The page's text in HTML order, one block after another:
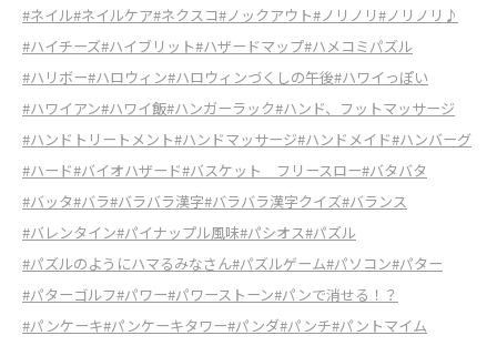
#ネイル#ネイルケア#ネクスコ#ノックアウト#ノリノリ#ノリノリ♪
#ハイチーズ#ハイブリット#ハザードマップ#ハメコミパズル
#ハリボー#ハロウィン#ハロウィンづくしの午後#ハワイっぽい
#ハワイアン#ハワイ飯#ハンガーラック#ハンド、フットマッサージ
#ハンドトリートメント#ハンドマッサージ#ハンドメイド#ハンバーグ
#ハード#バイオハザード#バスケット フリースロー#バタバタ
#バッタ#バラ#バラバラ漢字#バラバラ漢字クイズ#バランス
#バレンタイン#パイナップル風味#パシオス#パズル
#パズルのようにハマるみなさん#パズルゲーム#パソコン#パター
#パターゴルフ#パワー#パワーストーン#パンで消せる！？
#パンケーキ#パンケーキタワー#パンダ#パンチ#パントマイム